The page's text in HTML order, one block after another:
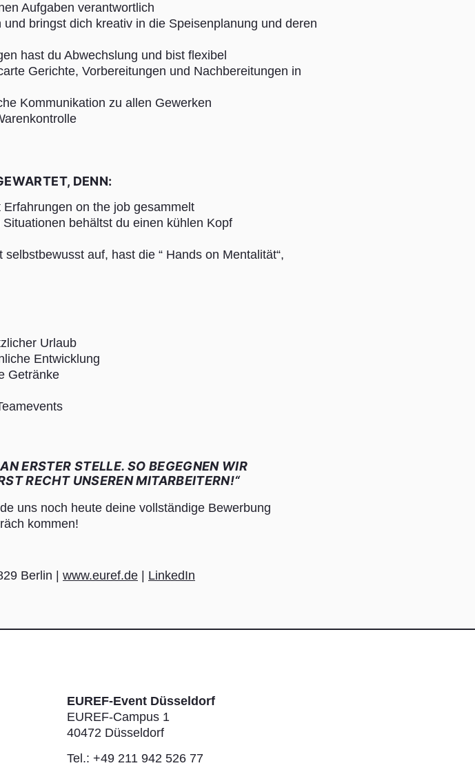
Aufgaben verantwortlich
bringst dich kreativ in die Speisenplanung und deren
hast du Abwechslung und bist flexibel
Gerichte, Vorbereitungen und Nachbereitungen in
Kommunikation zu allen Gewerken
DENN:
on the job gesammelt
behältst du einen kühlen Kopf
auf, hast die “ Hands on Mentalität“,
Urlaub
Entwicklung
Getränke
ERSTER STELLE. SO BEGEGNEN WIR
RECHT UNSEREN MITARBEITERN!“
uns noch heute deine vollständige Bewerbung
kommen!
Berlin | www.euref.de LinkedIn
EUREF-Event Düsseldorf
EUREF-Campus 1
40472 Düsseldorf
Tel.: +49 211 942 526 77